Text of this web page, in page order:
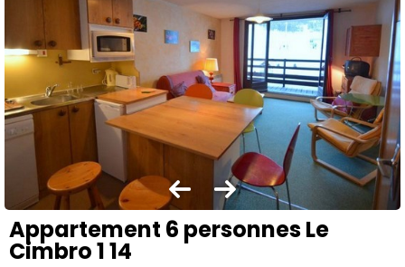
Appartement 6 personnes Le
Cimbro 1 14